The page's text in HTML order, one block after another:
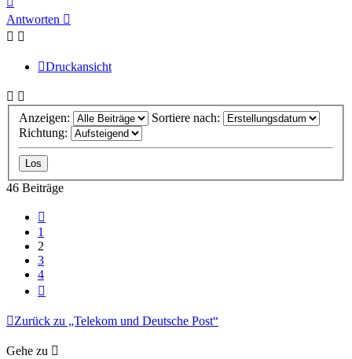
oben
Antworten
Druckansicht
Anzeigen:
Sortiere nach:
Richtung:
46 Beiträge
1
2
3
4
Zurück zu „Telekom und Deutsche Post“
Gehe zu